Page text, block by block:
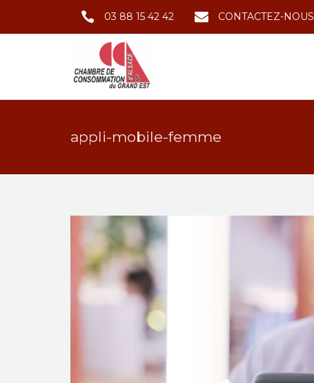
03 88 15 42 42 CONTACTEZ-NOUS
appli-mobile-femme